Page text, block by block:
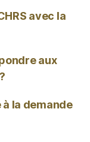
avec la
aux
la demande